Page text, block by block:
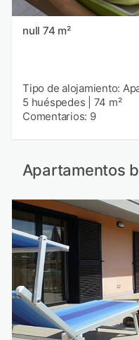
null 74 m²
Tipo de alojamiento:
5 huéspedes
74 m²
Comentarios: 9
Apartamentos